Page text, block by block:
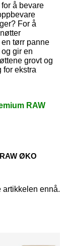
å bevare
For å
tørr panne
gir en
grovt og
for ekstra
RAW
ØKO
artikkelen ennå.